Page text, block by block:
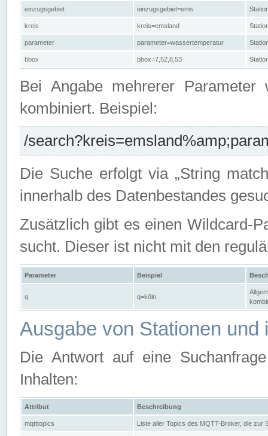
einzugsgebiet einzugsgebiet=ems
kreis kreis=emsland
parameter parameter=wassertemperatur
bbox bbox=7,52,8,53
Bei Angabe mehrerer Parameter
kombiniert. Beispiel:
/
Die Suche erfolgt via „String
innerhalb des Datenbestandes
Zusätzlich gibt es einen Wildcard-
sucht. Dieser ist nicht mit den
Parameter Beispiel
q q=köln
Ausgabe von Stationen und
Die Antwort auf eine
Inhalten:
Attribut Beschreibung
mqtttopics Liste aller Topics des MQTT-Broker, die zur